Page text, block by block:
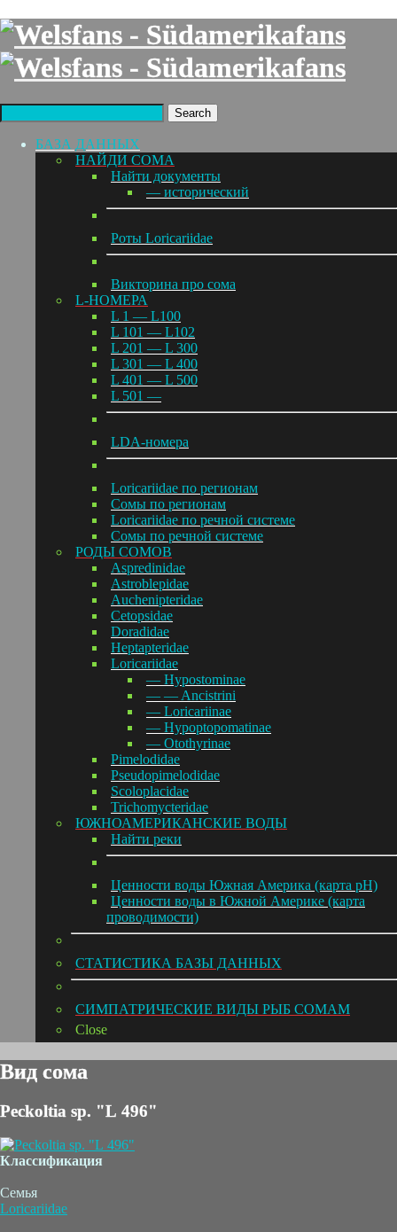
Search
БАЗА ДАННЫХ
НАЙДИ СОМА
Найти документы
— исторический
Роты Loricariidae
Викторина про сома
L-НОМЕРА
L 1 — L100
L 101 — L102
L 201 — L 300
L 301 — L 400
L 401 — L 500
L 501 —
LDA-номера
Loricariidae по регионам
Сомы по регионам
Loricariidae по речной системе
Сомы по речной системе
РОДЫ СОМОВ
Aspredinidae
Astroblepidae
Auchenipteridae
Cetopsidae
Doradidae
Heptapteridae
Loricariidae
— Hypostominae
— — Ancistrini
— Loricariinae
— Hypoptopomatinae
— Otothyrinae
Pimelodidae
Pseudopimelodidae
Scoloplacidae
Trichomycteridae
ЮЖНОАМЕРИКАНСКИЕ ВОДЫ
Hайти реки
Ценности воды Южная Америка (карта pH)
Ценности воды в Южной Америке (карта
проводимости)
СТАТИСТИКА БАЗЫ ДАННЫХ
СИМПАТРИЧЕСКИЕ ВИДЫ РЫБ СОМАМ
Close
Вид сома
Peckoltia sp. "L 496"
Классификация
Семья
Loricariidae